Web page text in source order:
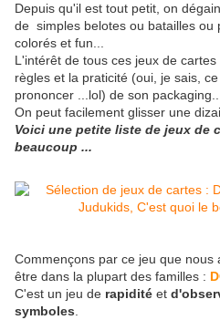
Depuis qu'il est tout petit, on
de simples belotes ou batailles ou
colorés et fun...
L'intérêt de tous ces jeux de
règles et la praticité (oui, je sais,
prononcer ...lol) de son packaging...
On peut facilement glisser une
Voici une petite liste de jeux de
beaucoup ...
Commençons par ce jeu que nous
être dans la plupart des familles :
C'est un jeu de rapidité et
symboles